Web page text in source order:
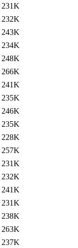
231K
232K
243K
234K
248K
266K
241K
235K
246K
235K
228K
257K
231K
232K
241K
231K
238K
263K
237K